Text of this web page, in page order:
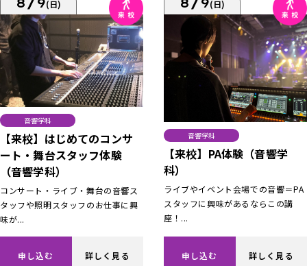
8/9(日)
音響学科
【来校】はじめてのコンサ
ート・舞台スタッフ体験
（音響学科）
コンサート・ライブ・舞台の音響ス
タッフや照明スタッフのお仕事に興
味が...
申し込む 詳しく見る
8/9(日)
音響学科
【来校】PA体験（音響学
科）
ライブやイベント会場での音響＝PA
スタッフに興味があるならこの講
座！...
申し込む 詳しく見る